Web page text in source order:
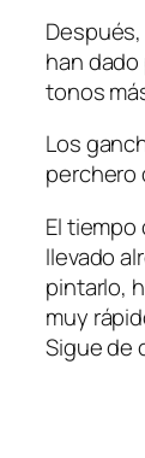
han
tonos
Los
perchero
El
llevado
pintarlo,
muy
Sigue de